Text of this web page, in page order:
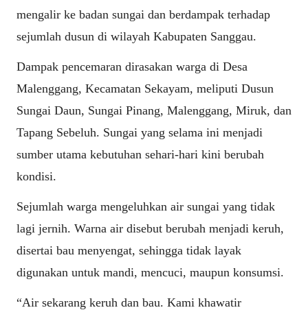
mengalir ke badan sungai dan berdampak terhadap
sejumlah dusun di wilayah Kabupaten Sanggau.
Dampak pencemaran dirasakan warga di Desa
Malenggang, Kecamatan Sekayam, meliputi Dusun
Sungai Daun, Sungai Pinang, Malenggang, Miruk, dan
Tapang Sebeluh. Sungai yang selama ini menjadi
sumber utama kebutuhan sehari-hari kini berubah
kondisi.
Sejumlah warga mengeluhkan air sungai yang tidak
lagi jernih. Warna air disebut berubah menjadi keruh,
disertai bau menyengat, sehingga tidak layak
digunakan untuk mandi, mencuci, maupun konsumsi.
“Air sekarang keruh dan bau. Kami khawatir